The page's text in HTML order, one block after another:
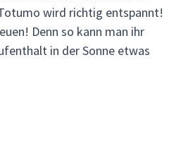
wird richtig entspannt!
Denn so kann man ihr
in der Sonne etwas